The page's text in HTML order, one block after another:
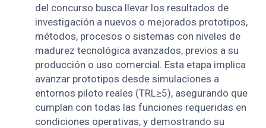
del concurso busca llevar los resultados de
investigación a nuevos o mejorados prototipos,
métodos, procesos o sistemas con niveles de
madurez tecnológica avanzados, previos a su
producción o uso comercial. Esta etapa implica
avanzar prototipos desde simulaciones a
entornos piloto reales (TRL≥5), asegurando que
cumplan con todas las funciones requeridas en
condiciones operativas, y demostrando su